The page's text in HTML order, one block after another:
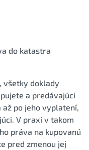
do katastra
všetky doklady
a predávajúci
po jeho vyplatení,
V praxi v takom
práva na kupovanú
pred zmenou jej